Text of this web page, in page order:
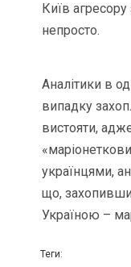
Київ
непросто.
Аналітики в
випадку
вистояти,
українцями,
що,
Україною –
Теги: